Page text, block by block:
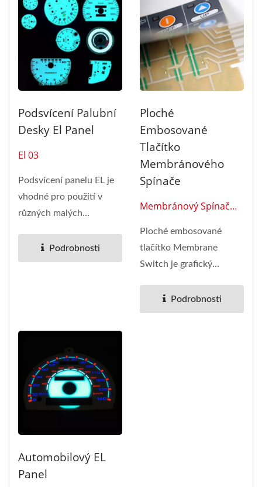
Podsvícení Palubní
Desky El Panel
El 03
Podsvícení panelu EL je
vhodné pro použití v
různých malých
Podrobnosti
Ploché
Embosované
Tlačítko
Membránového
Spínače
Membránový Spínač
Ploché embosované
tlačítko Membrane
Switch je grafický
technologii...Podrobnosti
Automobilový EL
Panel